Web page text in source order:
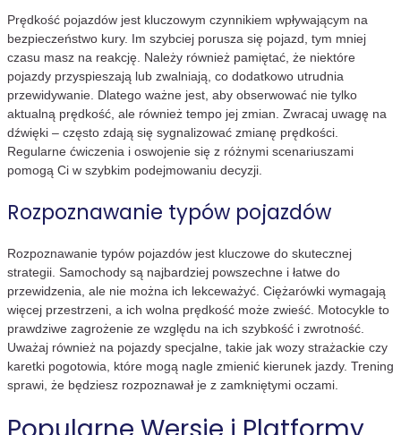
Prędkość pojazdów jest kluczowym czynnikiem wpływającym na
bezpieczeństwo kury. Im szybciej porusza się pojazd, tym mniej
czasu masz na reakcję. Należy również pamiętać, że niektóre
pojazdy przyspieszają lub zwalniają, co dodatkowo utrudnia
przewidywanie. Dlatego ważne jest, aby obserwować nie tylko
aktualną prędkość, ale również tempo jej zmian. Zwracaj uwagę na
dźwięki – często zdają się sygnalizować zmianę prędkości.
Regularne ćwiczenia i oswojenie się z różnymi scenariuszami
pomogą Ci w szybkim podejmowaniu decyzji.
Rozpoznawanie typów pojazdów
Rozpoznawanie typów pojazdów jest kluczowe do skutecznej
strategii. Samochody są najbardziej powszechne i łatwe do
przewidzenia, ale nie można ich lekceważyć. Ciężarówki wymagają
więcej przestrzeni, a ich wolna prędkość może zwieść. Motocykle to
prawdziwe zagrożenie ze względu na ich szybkość i zwrotność.
Uważaj również na pojazdy specjalne, takie jak wozy strażackie czy
karetki pogotowia, które mogą nagle zmienić kierunek jazdy. Trening
sprawi, że będziesz rozpoznawał je z zamkniętymi oczami.